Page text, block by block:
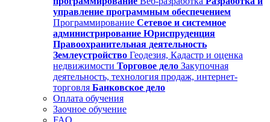
управление программным обеспечением
Программирование Сетевое и системное
администрирование Юриспруденция
Правоохранительная деятельность
Землеустройство Геодезия, Кадастр и оценка
недвижимости Торговое дело Закупочная
деятельность, технология продаж, интернет-
торговля Банковское дело
Оплата обучения
Заочное обучение
FAQ